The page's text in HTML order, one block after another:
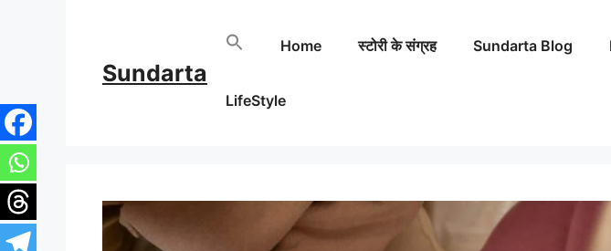
content
Sundarta
Home स्टोरी के संग्रह Sundarta Blog
LifeStyle